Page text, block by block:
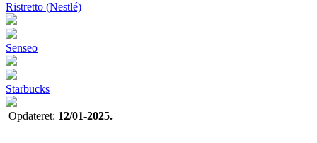
Ristretto (Nestlé)
Senseo
Starbucks
Opdateret: 12/01-2025.